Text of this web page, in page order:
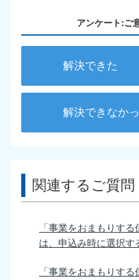
アンケート:ご
解決できた
解決できなか
関連するご質問
「事業をおまもりす
は、申込み時に選択す
「事業をおまもりす